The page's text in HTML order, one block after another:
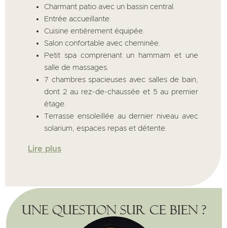
Charmant patio avec un bassin central.
Entrée accueillante.
Cuisine entièrement équipée.
Salon confortable avec cheminée.
Petit spa comprenant un hammam et une
salle de massages.
7 chambres spacieuses avec salles de bain,
dont 2 au rez-de-chaussée et 5 au premier
étage.
Terrasse ensoleillée au dernier niveau avec
solarium, espaces repas et détente.
Lire plus
Une question sur ce bien ?